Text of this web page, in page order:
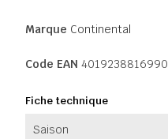
Marque Continental
Code EAN 4019238816990
Fiche technique
Saison